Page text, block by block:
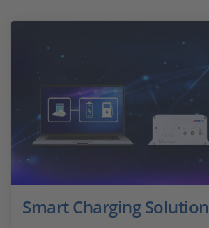
Smart Charging Solution